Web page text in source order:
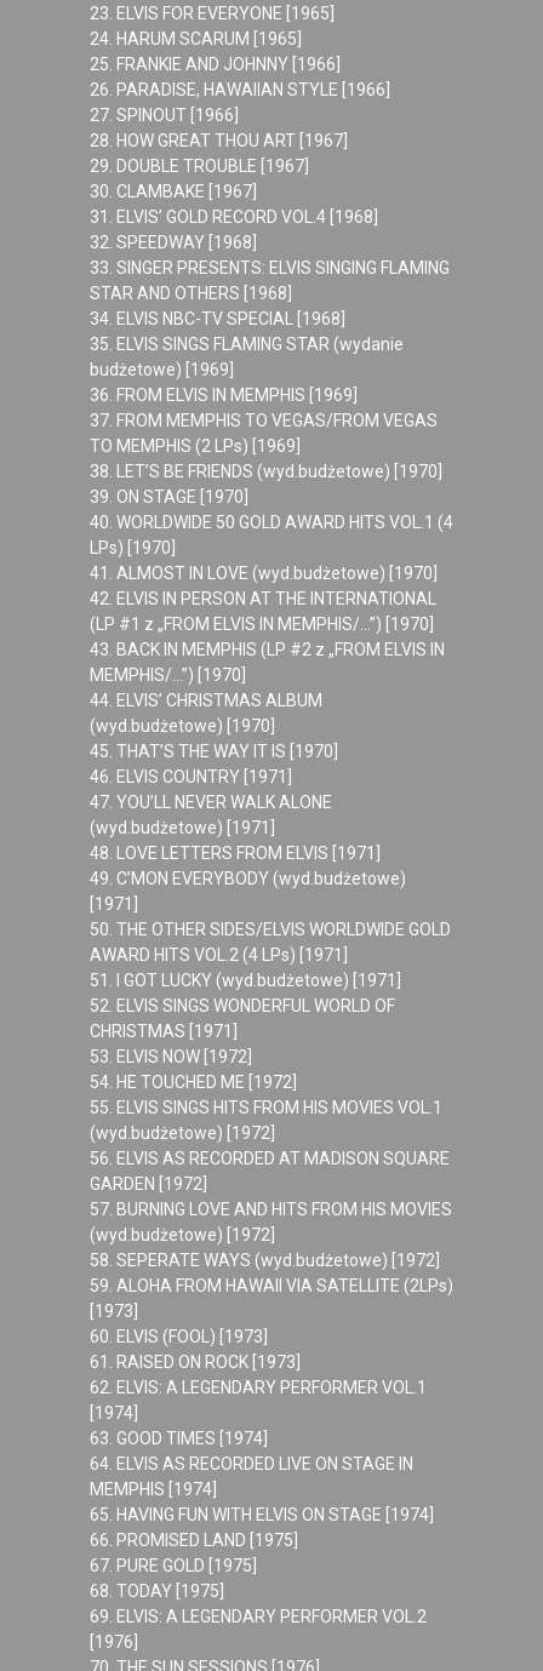
23. ELVIS FOR EVERYONE [1965]
24. HARUM SCARUM [1965]
25. FRANKIE AND JOHNNY [1966]
26. PARADISE, HAWAIIAN STYLE [1966]
27. SPINOUT [1966]
28. HOW GREAT THOU ART [1967]
29. DOUBLE TROUBLE [1967]
30. CLAMBAKE [1967]
31. ELVIS’ GOLD RECORD VOL.4 [1968]
32. SPEEDWAY [1968]
33. SINGER PRESENTS: ELVIS SINGING FLAMING
STAR AND OTHERS [1968]
34. ELVIS NBC-TV SPECIAL [1968]
35. ELVIS SINGS FLAMING STAR (wydanie
budżetowe) [1969]
36. FROM ELVIS IN MEMPHIS [1969]
37. FROM MEMPHIS TO VEGAS/FROM VEGAS
TO MEMPHIS (2 LPs) [1969]
38. LET’S BE FRIENDS (wyd.budżetowe) [1970]
39. ON STAGE [1970]
40. WORLDWIDE 50 GOLD AWARD HITS VOL.1 (4
LPs) [1970]
41. ALMOST IN LOVE (wyd.budżetowe) [1970]
42. ELVIS IN PERSON AT THE INTERNATIONAL
(LP #1 z „FROM ELVIS IN MEMPHIS/…”) [1970]
43. BACK IN MEMPHIS (LP #2 z „FROM ELVIS IN
MEMPHIS/…”) [1970]
44. ELVIS’ CHRISTMAS ALBUM
(wyd.budżetowe) [1970]
45. THAT’S THE WAY IT IS [1970]
46. ELVIS COUNTRY [1971]
47. YOU’LL NEVER WALK ALONE
(wyd.budżetowe) [1971]
48. LOVE LETTERS FROM ELVIS [1971]
49. C’MON EVERYBODY (wyd.budżetowe)
[1971]
50. THE OTHER SIDES/ELVIS WORLDWIDE GOLD
AWARD HITS VOL.2 (4 LPs) [1971]
51. I GOT LUCKY (wyd.budżetowe) [1971]
52. ELVIS SINGS WONDERFUL WORLD OF
CHRISTMAS [1971]
53. ELVIS NOW [1972]
54. HE TOUCHED ME [1972]
55. ELVIS SINGS HITS FROM HIS MOVIES VOL.1
(wyd.budżetowe) [1972]
56. ELVIS AS RECORDED AT MADISON SQUARE
GARDEN [1972]
57. BURNING LOVE AND HITS FROM HIS MOVIES
(wyd.budżetowe) [1972]
58. SEPERATE WAYS (wyd.budżetowe) [1972]
59. ALOHA FROM HAWAII VIA SATELLITE (2LPs)
[1973]
60. ELVIS (FOOL) [1973]
61. RAISED ON ROCK [1973]
62. ELVIS: A LEGENDARY PERFORMER VOL.1
[1974]
63. GOOD TIMES [1974]
64. ELVIS AS RECORDED LIVE ON STAGE IN
MEMPHIS [1974]
65. HAVING FUN WITH ELVIS ON STAGE [1974]
66. PROMISED LAND [1975]
67. PURE GOLD [1975]
68. TODAY [1975]
69. ELVIS: A LEGENDARY PERFORMER VOL.2
[1976]